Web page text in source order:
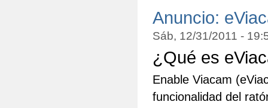
Anuncio:
Sáb, 12/31/2011 -
¿Qué es
Enable Viacam
funcionalidad del